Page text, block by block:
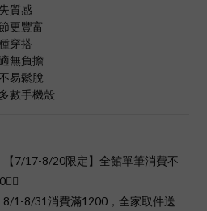
質感
更豐富
穿搭
無負擔
易鬆脫
數手機殼
【7/17-8/20限定】全館單筆消費不
8/1-8/31消費滿1200，全家取件送